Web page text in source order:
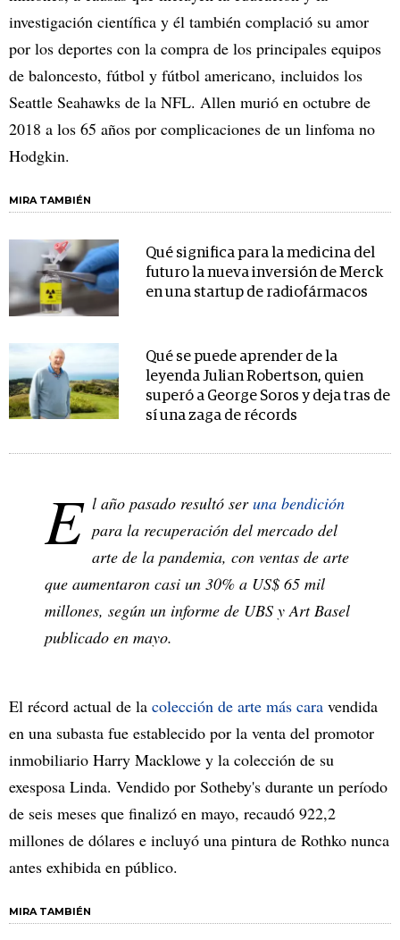
investigación científica y él también complació su amor
por los deportes con la compra de los principales equipos
de baloncesto, fútbol y fútbol americano, incluidos los
Seattle Seahawks de la NFL. Allen murió en octubre de
2018 a los 65 años por complicaciones de un linfoma no
Hodgkin.
MIRA TAMBIÉN
Qué significa para la medicina del
futuro la nueva inversión de Merck
en una startup de radiofármacos
Qué se puede aprender de la
leyenda Julian Robertson, quien
superó a George Soros y deja tras de
sí una zaga de récords
E l año pasado resultó seruna bendición
para la recuperación del mercado del
arte de la pandemia, con ventas de arte
que aumentaron casi un 30% a US$ 65 mil
millones, según un informe de UBS y Art Basel
publicado en mayo.
El récord actual de la colección de arte más cara vendida
en una subasta fue establecido por la venta del promotor
inmobiliario Harry Macklowe y la colección de su
exesposa Linda. Vendido por Sotheby's durante un período
de seis meses que finalizó en mayo, recaudó 922,2
millones de dólares e incluyó una pintura de Rothko nunca
antes exhibida en público.
MIRA TAMBIÉN